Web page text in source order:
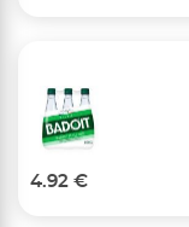
4.92 €